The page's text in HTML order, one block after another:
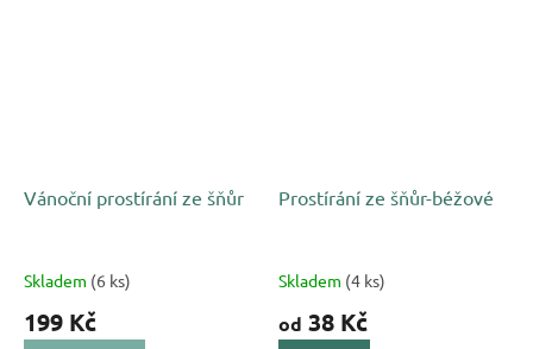
Vánoční prostírání ze šňůr
Skladem (6 ks)
199 Kč
Prostírání ze šňůr-béžové
Skladem (4 ks)
od 38 Kč